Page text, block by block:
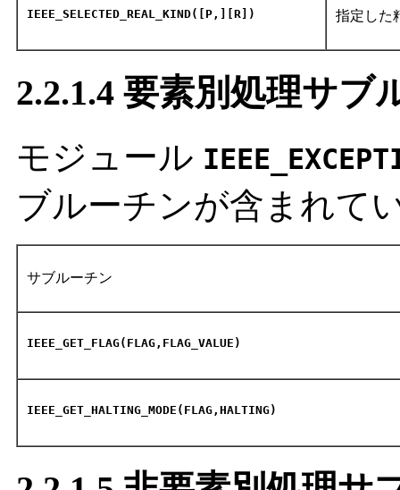
IEEE_SELECTED_REAL_KIND([P,][R]) 指定した
2.2.1.4 要素別処理サブ
モジュール
ブルーチンが含まれて
サブルーチン
IEEE_GET_FLAG(FLAG,FLAG_VALUE)
IEEE_GET_HALTING_MODE(FLAG,HALTING)